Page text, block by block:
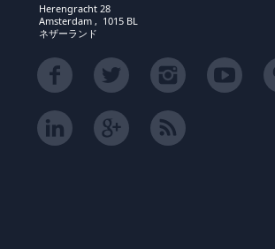
Herengracht 28
Amsterdam , 1015 BL
ネザーランド